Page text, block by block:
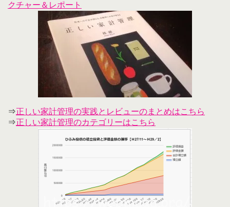
クチャー＆レポート
⇒正しい家計管理の実践とレビューのまとめはこちら
⇒正しい家計管理のカテゴリーはこちら